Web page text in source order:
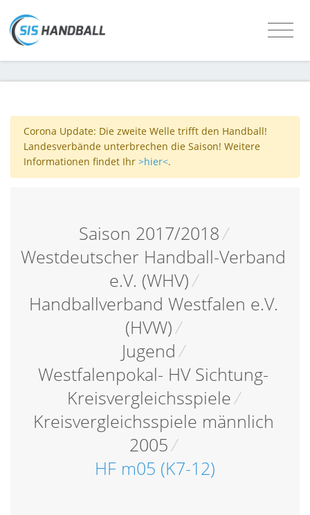
Corona Update: Die zweite Welle trifft den Handball!
Landesverbände unterbrechen die Saison! Weitere
Informationen findet Ihr >hier<.
Saison 2017/2018/
Westdeutscher Handball-Verband
e.V. (WHV)/
Handballverband Westfalen e.V.
(HVW)/
Jugend /
Westfalenpokal- HV Sichtung-
Kreisvergleichsspiele/
Kreisvergleichsspiele männlich
2005/
HF m05 (K7-12)